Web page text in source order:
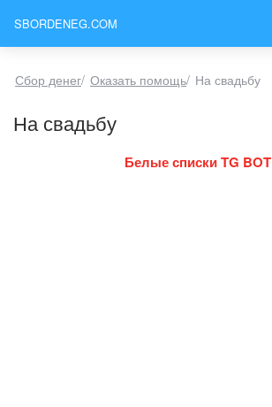
SBORDENEG.COM
Сбор денег/ Оказать помощь/ На свадьбу
На свадьбу
Белые списки TG BOT